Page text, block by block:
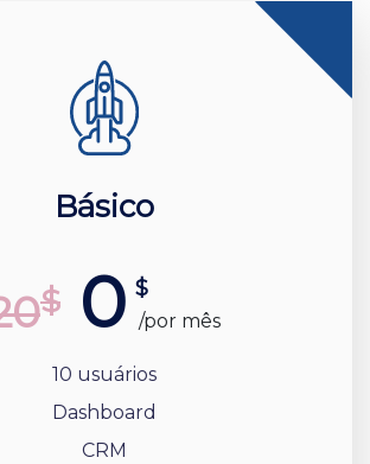
Básico
$ 0 $
/por mês
10 usuários
Dashboard
CRM